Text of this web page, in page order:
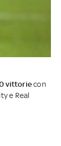
vittoriecon
e Real